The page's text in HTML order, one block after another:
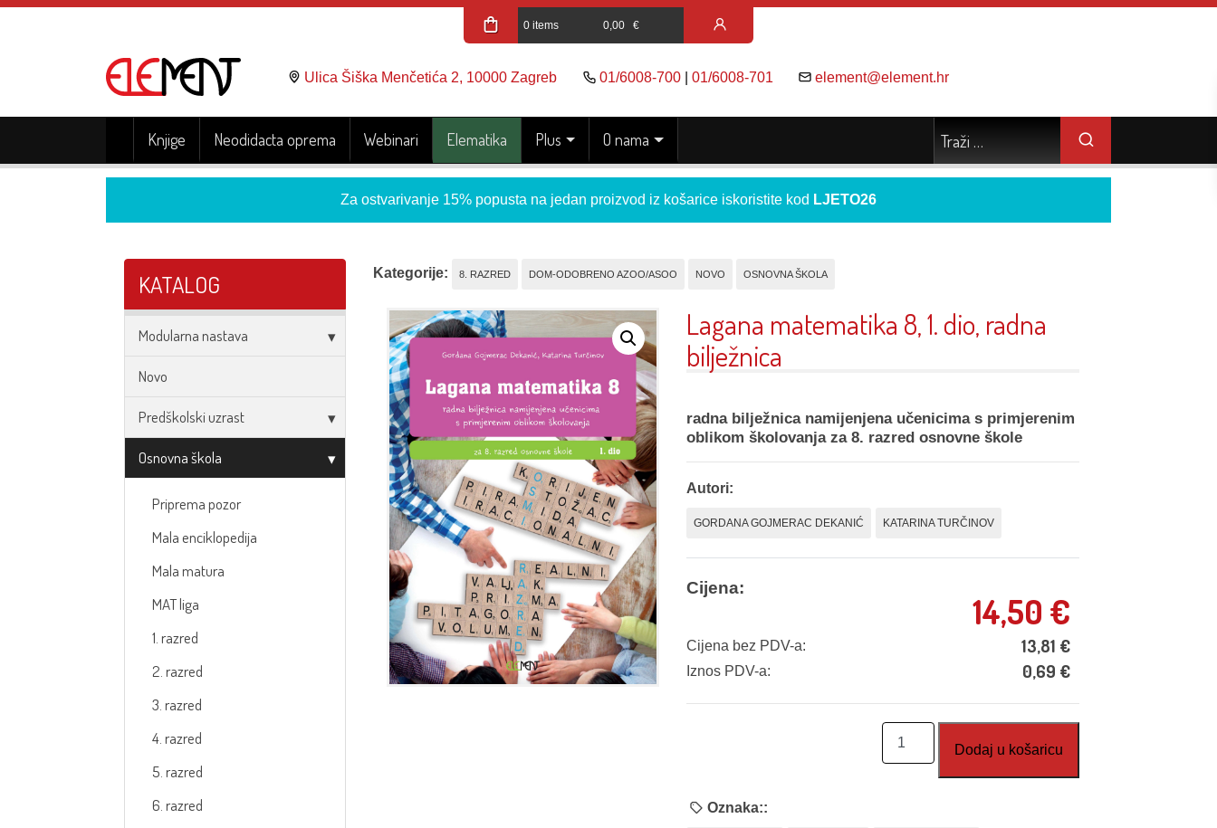
0 items 0,00 €
Ulica Šiška Menčetića 2, 10000 Zagreb 01/6008-700| 01/6008-701 element@element.hr
Knjige Neodidacta oprema Webinari Elematika Plus O nama
Za ostvarivanje 15% popusta na jedan proizvod iz košarice iskoristite kod LJETO26
KATALOG
Modularna nastava
Novo
Predškolski uzrast
Osnovna škola
Priprema pozor
Mala enciklopedija
Mala matura
MAT liga
1. razred
2. razred
3. razred
4. razred
5. razred
6. razred
Kategorije: 8. RAZRED DOM-ODOBRENO AZOO/ASOO NOVO OSNOVNA ŠKOLA
Lagana matematika 8, 1. dio, radna
bilježnica
radna bilježnica namijenjena učenicima s primjerenim
oblikom školovanja za 8. razred osnovne škole
Autori:
GORDANA GOJMERAC DEKANIĆ KATARINA TURČINOV
Cijena:
14,50 €
Cijena bez PDV-a: 13,81 €
Iznos PDV-a: 0,69 €
Dodaj u košaricu
Oznaka::